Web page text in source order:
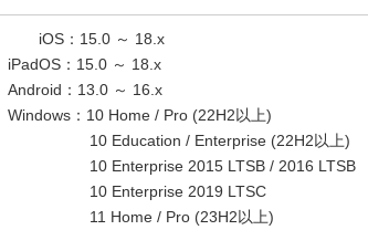
iOS：15.0 ～ 18.x
iPadOS：15.0 ～ 18.x
Android：13.0 ～ 16.x
Windows：10 Home / Pro (22H2以上)
10 Education / Enterprise (22H2以上)
10 Enterprise 2015 LTSB / 2016 LTSB
10 Enterprise 2019 LTSC
11 Home / Pro (23H2以上)